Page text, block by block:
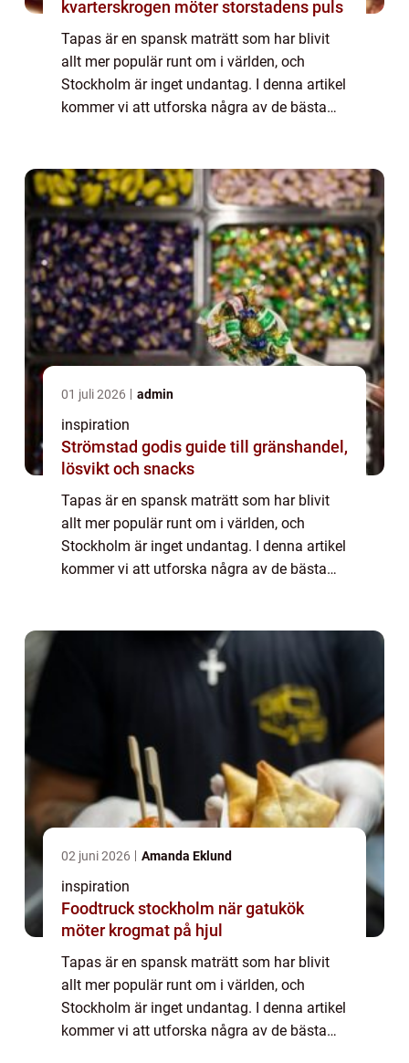
kvarterskrogen möter storstadens puls
Tapas är en spansk maträtt som har blivit
allt mer populär runt om i världen, och
Stockholm är inget undantag. I denna artikel
kommer vi att utforska några av de bästa
01 juli 2026 admin
inspiration
Strömstad godis guide till gränshandel,
lösvikt och snacks
Tapas är en spansk maträtt som har blivit
allt mer populär runt om i världen, och
Stockholm är inget undantag. I denna artikel
kommer vi att utforska några av de bästa
02 juni 2026 Amanda Eklund
inspiration
Foodtruck stockholm när gatukök
möter krogmat på hjul
Tapas är en spansk maträtt som har blivit
allt mer populär runt om i världen, och
Stockholm är inget undantag. I denna artikel
kommer vi att utforska några av de bästa